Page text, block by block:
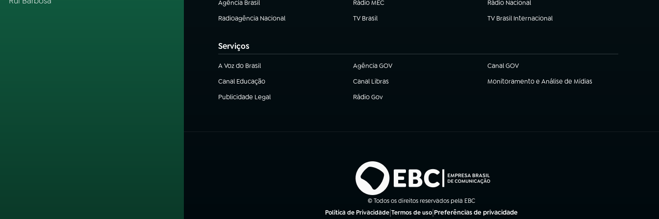
Agência Brasil
(abre em nova aba) Rádio MEC
(abre em nova aba)
Rádio Nacional
Radioagência Nacional
(abre em nova aba) TV Brasil
(abre em nova aba) TV Brasil Internacional
(abre em nova aba)
Serviços
A Voz do Brasil
(abre em nova aba) Agência GOV
(abre em nova aba) Canal GOV
(abre em nova aba)
Canal Educação
(abre em nova aba) Canal Libras
(abre em nova aba) Monitoramento e Análise de Mídias
(abre em nova aba)
Publicidade Legal
(abre em nova aba) Rádio Gov
(abre em nova aba)
© Todos os direitos reservados pela EBC
Política de Privacidade|Termos de uso|Preferências de privacidade